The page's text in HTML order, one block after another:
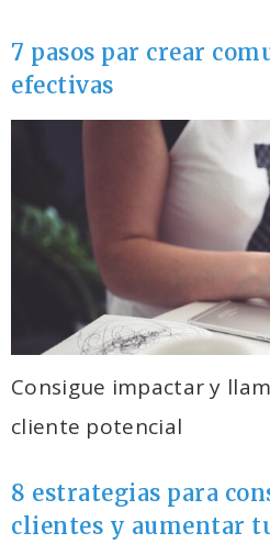
7 pasos par crear
efectivas
Consigue impactar y
cliente potencial
8 estrategias para
clientes y aumentar